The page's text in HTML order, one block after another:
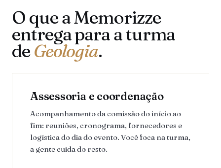
O que a Memorizze
entrega para a turma
deGeologia.
Assessoria e coordenação
Acompanhamento da comissão do início ao
fim: reuniões, cronograma, fornecedores e
logística do dia do evento. Você foca na turma,
a gente cuida do resto.